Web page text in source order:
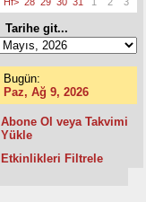
Tarihe git...
Bugün:
Paz, Ağ 9, 2026
Abone Ol veya Takvimi
Yükle
Etkinlikleri Filtrele